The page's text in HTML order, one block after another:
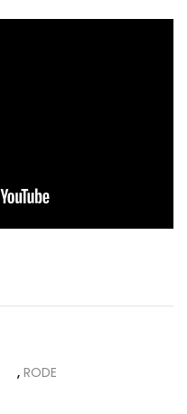
, RODE